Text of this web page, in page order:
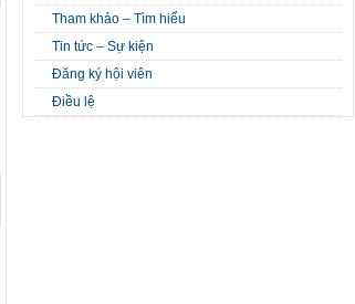
Tham khảo – Tìm hiểu
Tin tức – Sự kiện
Đăng ký hội viên
Điều lệ